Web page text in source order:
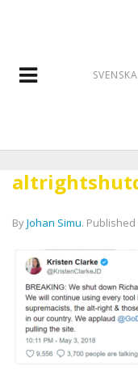
ByJohan Simu. Published